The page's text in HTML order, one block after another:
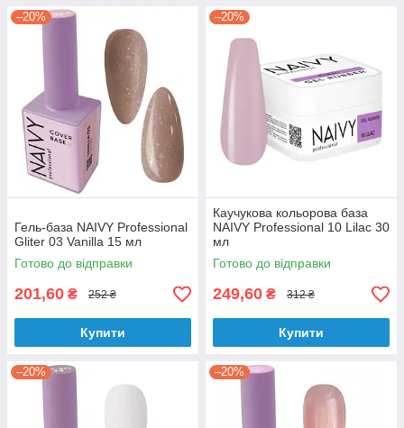
–20%
Гель-база NAIVY Professional
Gliter 03 Vanilla 15 мл
Готово до відправки
201,60 ₴ 252 ₴
Купити
–20%
Каучукова кольорова база
NAIVY Professional 10 Lilac 30
мл
Готово до відправки
249,60 ₴ 312 ₴
Купити
–20% –20%